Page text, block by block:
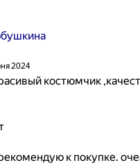
2024
костюмчик
к покупке.